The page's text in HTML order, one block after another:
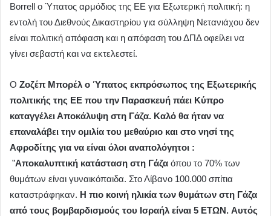
Borrell ο Ύπατος αρμόδιος της ΕΕ για Εξωτερική πολιτική: η
εντολή του Διεθνούς Δικαστηρίου για σύλληψη Νετανιάχου δεν
είναι πολιτική απόφαση και η απόφαση του ΔΠΔ οφείλει να
γίνει σεβαστή και να εκτελεστεί.
Ο Ζοζέπ Μπορέλ ο Ύπατος εκπρόσωπος της Εξωτερικής
πολιτικής της ΕΕ που την Παρασκευή πάει Κύπρο
καταγγέλει Αποκάλυψη στη Γάζα. Καλό θα ήταν να
επαναλάβει την ομιλία του μεθαύριο και στο νησί της
Αφροδίτης για να είναι όλοι αναπολόγητοι :
”Αποκαλυπτική κατάσταση στη Γάζα όπου το 70% των
θυμάτων είναι γυναικόπαιδα. Στο Λίβανο 100.000 σπίτια
καταστράφηκαν. Η πιο κοινή ηλικία των θυμάτων στη Γάζα
από τους βομβαρδισμούς του Ισραήλ είναι 5 ΕΤΩΝ. Αυτός